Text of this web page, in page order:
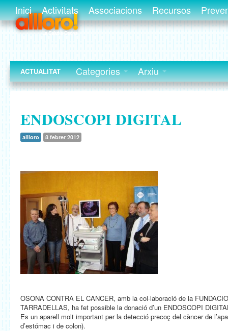
Inici Activitats Associacions Recursos
ACTUALITAT Categories Arxiu
ENDOSCOPI DIGITAL
allloro 8 febrer 2012
OSONA CONTRA EL CANCER, amb la col·laboració de la
TARRADELLAS, ha fet possible la donació d’un ENDOSCOPI
Es un aparell molt important per la detecció precoç del càncer de
d’estómac i de colon).